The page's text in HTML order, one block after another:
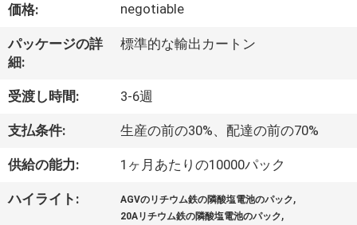
い
て
場
旅
行
価格: negotiable
パッケージの詳
細:
標準的な輸出カートン
受渡し時間: 3-6週
支払条件: 生産の前の30%、配達の前の70%
供給の能力: 1ヶ月あたりの10000パック
ハイライト: AGVのリチウム鉄の隣酸塩電池のパック,
20Aリチウム鉄の隣酸塩電池のパック,